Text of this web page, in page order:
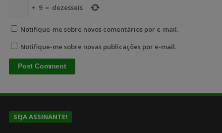
+ 9 = dezesseis
Notifique-me sobre novos comentários por e-mail.
Notifique-me sobre novas publicações por e-mail.
SEJA ASSINANTE!